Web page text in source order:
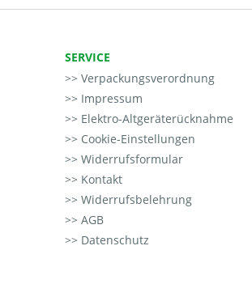
SERVICE
Verpackungsverordnung
Impressum
Elektro-Altgeräterücknahme
Cookie-Einstellungen
Widerrufsformular
Kontakt
Widerrufsbelehrung
AGB
Datenschutz